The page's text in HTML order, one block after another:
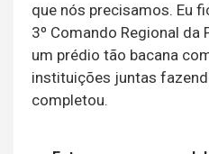
que nós precisamos. Eu
3º Comando Regional da
um prédio tão bacana
instituições juntas
completou.